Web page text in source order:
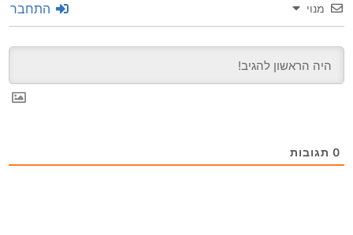
מנוי התחבר
0תגובות